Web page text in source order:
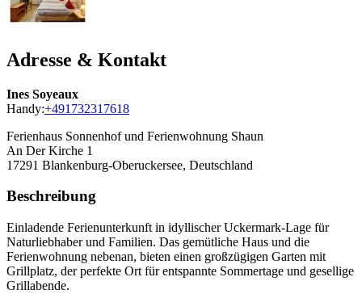
Adresse & Kontakt
Ines Soyeaux
Handy:+491732317618
Ferienhaus Sonnenhof und Ferienwohnung Shaun
An Der Kirche 1
17291 Blankenburg-Oberuckersee, Deutschland
Beschreibung
Einladende Ferienunterkunft in idyllischer Uckermark-Lage für
Naturliebhaber und Familien. Das gemütliche Haus und die
Ferienwohnung nebenan, bieten einen großzügigen Garten mit
Grillplatz, der perfekte Ort für entspannte Sommertage und gesellige
Grillabende.